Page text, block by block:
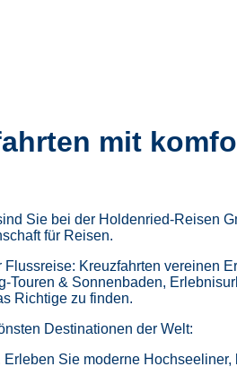
mit
Sie bei der Holdenried-Reisen
für Reisen.
Kreuzfahrten vereinen
Touren & Sonnenbaden,
Richtige zu finden.
Destinationen der Welt:
Erleben Sie moderne